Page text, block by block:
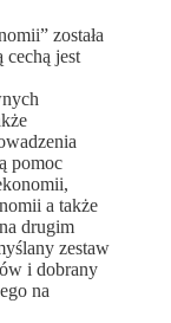
została
cechą jest
pomoc
a także
drugim
zestaw
i dobrany
na